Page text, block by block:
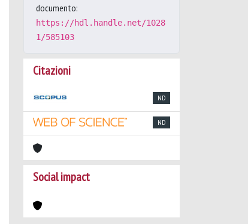
documento:
https://hdl.handle.net/1028
1/585103
Citazioni
ND
ND
Social impact